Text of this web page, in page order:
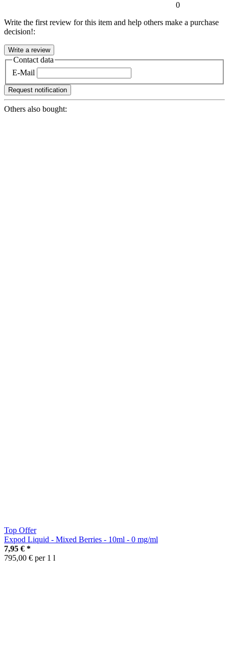
0
Write the first review for this item and help others make a purchase
decision!:
Contact data
E-Mail
Request notification
Others also bought:
Top Offer
Expod Liquid - Mixed Berries - 10ml - 0 mg/ml
7,95 € *
795,00 € per 1 l